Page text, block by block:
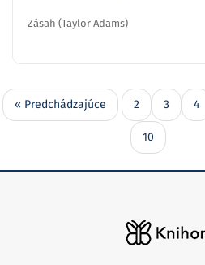
Zásah (Taylor Adams)
« Predchádzajúce 2 3 4
10